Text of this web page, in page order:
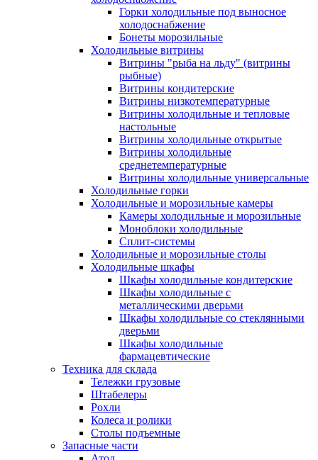
Горки холодильные под выносное
холодоснабжение
Бонеты морозильные
Холодильные витрины
Витрины "рыба на льду" (витрины
рыбные)
Витрины кондитерские
Витрины низкотемпературные
Витрины холодильные и тепловые
настольные
Витрины холодильные открытые
Витрины холодильные
среднетемпературные
Витрины холодильные универсальные
Холодильные горки
Холодильные и морозильные камеры
Камеры холодильные и морозильные
Моноблоки холодильные
Сплит-системы
Холодильные и морозильные столы
Холодильные шкафы
Шкафы холодильные кондитерские
Шкафы холодильные с
металлическими дверьми
Шкафы холодильные со стеклянными
дверьми
Шкафы холодильные
фармацевтические
Техника для склада
Тележки грузовые
Штабелеры
Рохли
Колеса и ролики
Столы подъемные
Запасные части